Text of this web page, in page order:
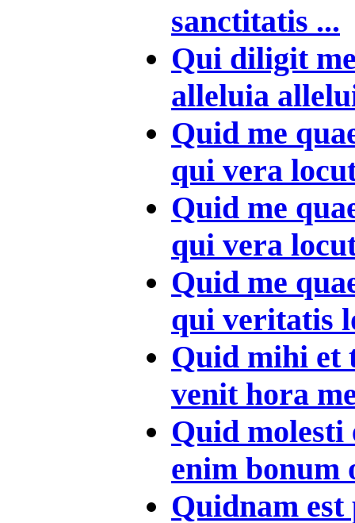
sanctitatis ...
Qui diligit
alleluia
Quid me
qui vera
Quid me
qui vera
Quid me
qui veritatis
Quid mihi et
venit hora
Quid molesti
enim bonum
Quidnam est